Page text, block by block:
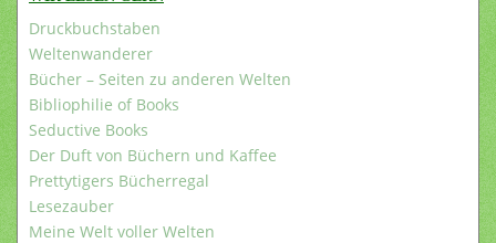
Druckbuchstaben
Weltenwanderer
Bücher – Seiten zu anderen Welten
Bibliophilie of Books
Seductive Books
Der Duft von Büchern und Kaffee
Prettytigers Bücherregal
Lesezauber
Meine Welt voller Welten